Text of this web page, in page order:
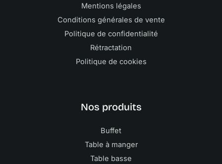
Mentions légales
Conditions générales de vente
Politique de confidentialité
Rétractation
Politique de cookies
Nos produits
Buffet
Table à manger
Table basse